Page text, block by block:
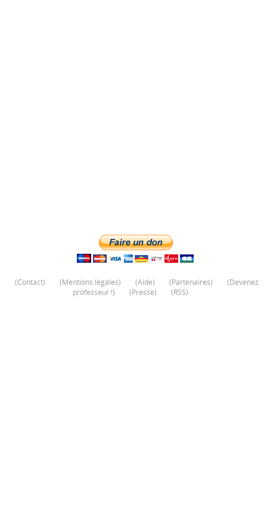
(Contact) (Mentions légales) (Aide) (Partenaires) (Devenez
professeur !) (Presse) (RSS)